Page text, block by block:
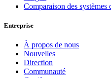
Comparaison des systèmes
Entreprise
À propos de nous
Nouvelles
Direction
Communauté